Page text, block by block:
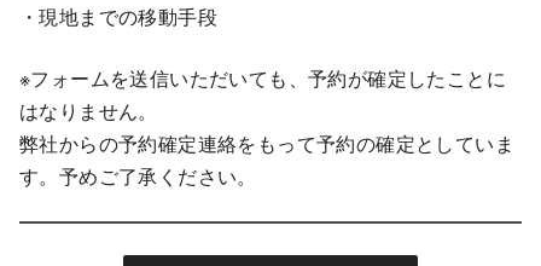
・現地までの移動手段
※フォームを送信いただいても、予約が確定したことに
はなりません。
弊社からの予約確定連絡をもって予約の確定としていま
す。予めご了承ください。